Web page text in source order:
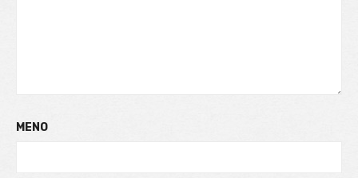
MENO